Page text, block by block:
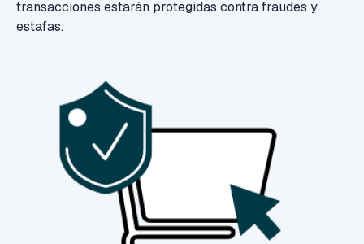
transacciones estarán protegidas contra fraudes y
estafas.